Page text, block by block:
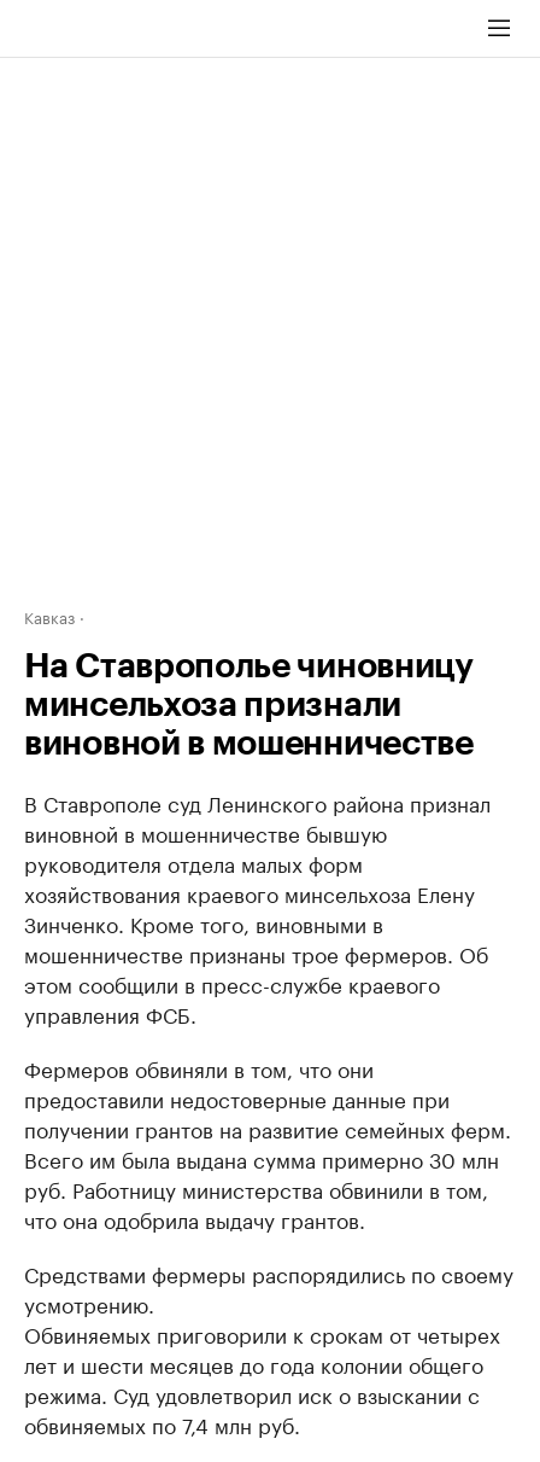
Кавказ
На Ставрополье чиновницу
минсельхоза признали
виновной в мошенничестве
В Ставрополе суд Ленинского района признал
виновной в мошенничестве бывшую
руководителя отдела малых форм
хозяйствования краевого минсельхоза Елену
Зинченко. Кроме того, виновными в
мошенничестве признаны трое фермеров. Об
этом сообщили в пресс-службе краевого
управления ФСБ.
Фермеров обвиняли в том, что они
предоставили недостоверные данные при
получении грантов на развитие семейных ферм.
Всего им была выдана сумма примерно 30 млн
руб. Работницу министерства обвинили в том,
что она одобрила выдачу грантов.
Средствами фермеры распорядились по своему
усмотрению.
Обвиняемых приговорили к срокам от четырех
лет и шести месяцев до года колонии общего
режима. Суд удовлетворил иск о взыскании с
обвиняемых по 7,4 млн руб.